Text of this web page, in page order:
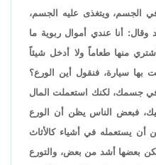
الجسم، ويتغذى عليه الجسم،
أنا عندي أموال ربوية ما
منها طعاماً ولا أدخل شيئاً
سيارة، فنقول أين الورع؟
جسمك، لكنك استعملت المال
فبعض الناس يظن أن الورع
أن يستعمله في أشياء كالأثاث
بعضها أشد من بعض، والتورع